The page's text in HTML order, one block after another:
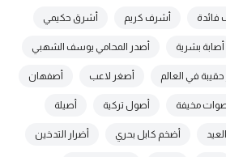
فائدة أشرف كريم أشرق حكيمي
أصابة بشرية أصدر المحامي يوسف الشهبي
في العالم أصغر لاعب أصفهان
مخيفة أصول تركية أصيلة
أضخم كابل بحري أضرار التدخين